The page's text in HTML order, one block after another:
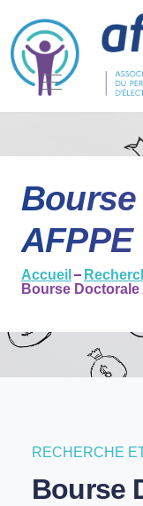
AFPPE
Accueil
Bourse Doctorale
RECHERCHE
Bourse